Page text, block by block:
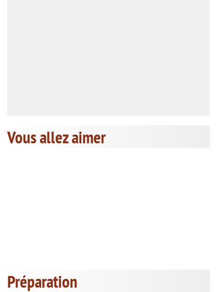
Vous allez aimer
Préparation